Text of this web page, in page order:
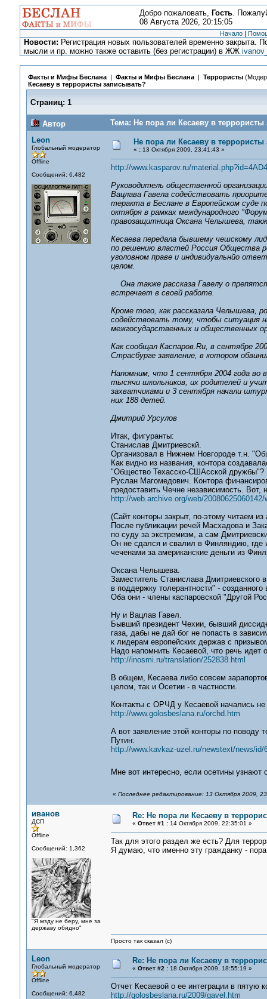
Добро пожаловать, Гость.
08 Августа 2026, 20:15:05
Начало |
Новости: Регистрация новых пользователей временно закрыта.
мысли и пр. можно также оставить (без регистрации) в ЖЖ
Факты и Мифы Беслана| Факты и Мифы Беслана| Террористы
Кесаеву в террористы записывать?
Страниц: 1
Автор
Тема: Не пора ли Кесаеву в
Leon
Глобальный модератор
Offline
Сообщений: 6,482
Не пора ли Кесаеву в террористы
« :13 Октября 2009, 23:41:43 »
http://www.kasparov.ru/
Руководитель общественной
Вацлава Гавела содействовать
теракта в Беслане в Европейском суде
октября в рамках международного
правозащитница Оксана Челышева,
Кесаева передала бывшему чешскому
по решению властей Россия Общества
уголовном праве и индивидуальнйо
целом.
Она также рассказа Гавелу о
встречает в своей работе.
Кроме того, как рассказала Челышева,
содействовать тому, чтобы ситуация
межгосударственных и общественных
Как сообщал Каспаров.Ru, в сентябре
Страсбурге заявление, в котором
Напомним, что 1 сентября 2004 года во
тысячи школьников, их родителей и
захватчиками и 3 сентября начали
них 188 детей.
Дмитрий Урсулов
Итак, фигуранты:
Станислав Дмитриевскй.
Организовал в Нижнем Новгороде т.н.
Как видно из названия, контора
"Общество Техасско-СШАсской дружбы"?
Руслан Магомедович. Контора
предоставить Чечне независимость. Вот,
http://web.archive.org/web/
(Сайт конторы закрыт, по-этому читаем из
После публикации речей Масхадова и
по суду за экстремизм, а сам
Он не сдался и свалил в Финляндию, где
чеченами за американские деньги из
Оксана Челышева.
Заместитель Станислава Дмитриевского
в поддержку толерантности" -
Оба они - члены каспаровской "Другой
Ну и Вацлав Гавел.
Бывший президент Чехии, бывший
газа, дабы не дай бог не попасть в
к лидерам европейских держав с
Надо напомнить Кесаевой, что речь
http://inosmi.ru/translation/252838.html
В общем, Кесаева либо совсем
целом, так и Осетии - в частности.
Контакты с ОРЧД у Кесаевой начались не
http://www.golosbeslana.ru/orchd.htm
А вот заявление этой конторы по поводу
Путин:
http://www.kavkaz-uzel.ru/newstext/news/id/
Мне вот интересно, если осетины
« Последнее редактирование: 13 Октября 2009,
иванов
ДСП
Offline
Сообщений: 1,362
"Я мзду не беру, мне за
державу обидно"
Re: Не пора ли Кесаеву в
« Ответ #1 :14 Октября 2009, 22:35:01 »
Так для этого раздел же есть? Для
Я думаю, что именно эту гражданку -
Просто так сказал (с)
Leon
Глобальный модератор
Offline
Сообщений: 6,482
Re: Не пора ли Кесаеву в
« Ответ #2 :18 Октября 2009, 18:55:19 »
Отчет Кесаевой о ее интеграции в пятую
http://golosbeslana.ru/2009/gavel.htm